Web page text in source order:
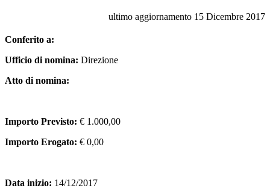
ultimo aggiornamento 15 Dicembre 2017
Conferito a:
Ufficio di nomina: Direzione
Atto di nomina:
Importo Previsto: € 1.000,00
Importo Erogato: € 0,00
Data inizio: 14/12/2017